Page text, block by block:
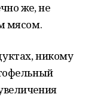
же, не
мясом.
никому